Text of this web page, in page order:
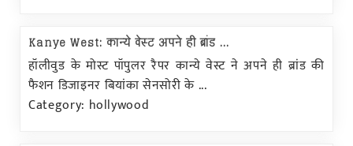
Kanye West: कान्ये वेस्ट अपने ही ब्रांड ...
हॉलीवुड के मोस्ट पॉपुलर रैपर कान्ये वेस्ट ने अपने ही ब्रांड की
फैशन डिजाइनर बियांका सेनसोरी के ...
Category: hollywood